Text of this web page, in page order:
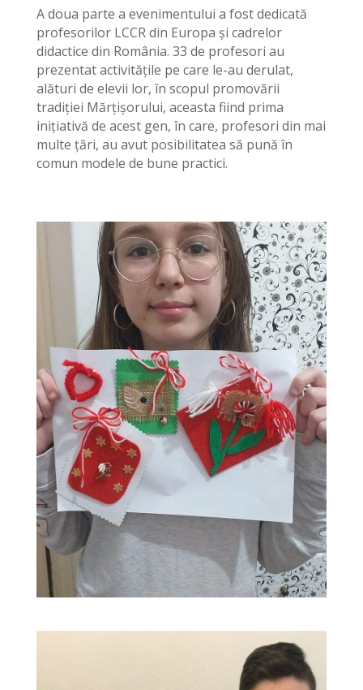
A doua parte a evenimentului a fost dedicată
profesorilor LCCR din Europa și cadrelor
didactice din România. 33 de profesori au
prezentat activitățile pe care le-au derulat,
alături de elevii lor, în scopul promovării
tradiției Mărțișorului, aceasta fiind prima
inițiativă de acest gen, în care, profesori din mai
multe țări, au avut posibilitatea să pună în
comun modele de bune practici.